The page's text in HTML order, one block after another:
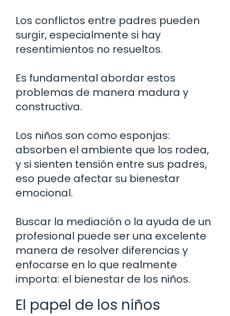
Los conflictos entre padres pueden
surgir, especialmente si hay
resentimientos no resueltos.
Es fundamental abordar estos
problemas de manera madura y
constructiva.
Los niños son como esponjas:
absorben el ambiente que los rodea,
y si sienten tensión entre sus padres,
eso puede afectar su bienestar
emocional.
Buscar la mediación o la ayuda de un
profesional puede ser una excelente
manera de resolver diferencias y
enfocarse en lo que realmente
importa: el bienestar de los niños.
El papel de los niños